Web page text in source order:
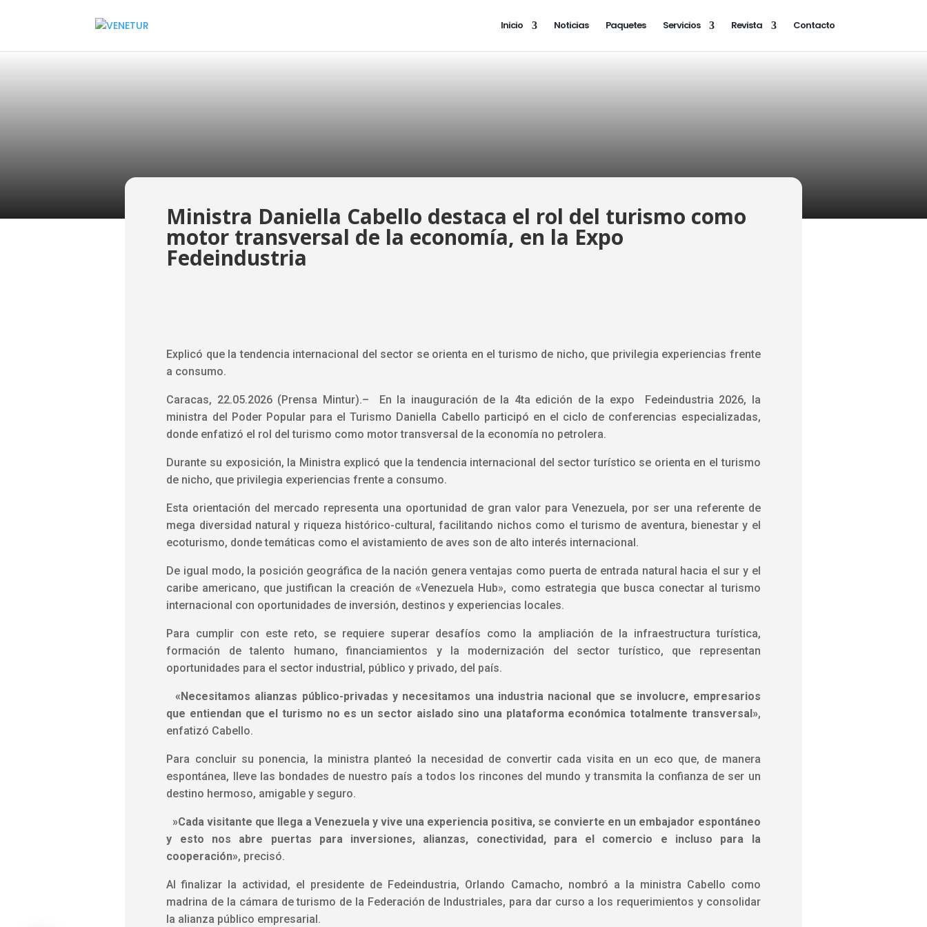
Inicio Noticias Paquetes Servicios Revista Contacto
Ministra Daniella Cabello destaca el rol del turismo como
motor transversal de la economía, en la Expo
Fedeindustria
Explicó que la tendencia internacional del sector se orienta en el turismo de nicho, que privilegia experiencias frente
a consumo.
Caracas, 22.05.2026 (Prensa Mintur).– En la inauguración de la 4ta edición de la expo Fedeindustria 2026, la
ministra del Poder Popular para el Turismo Daniella Cabello participó en el ciclo de conferencias especializadas,
donde enfatizó el rol del turismo como motor transversal de la economía no petrolera.
‎Durante su exposición, la Ministra explicó que la tendencia internacional del sector turístico se orienta en el turismo
de nicho, que privilegia experiencias frente a consumo.
‎Esta orientación del mercado representa una oportunidad de gran valor para Venezuela, por ser una referente de
mega diversidad natural y riqueza histórico-cultural, facilitando nichos como el turismo de aventura, bienestar y el
ecoturismo, donde temáticas como el avistamiento de aves son de alto interés internacional.
De igual modo, la posición geográfica de la nación genera ventajas como puerta de entrada natural hacia el sur y el
caribe americano, que justifican la creación de «Venezuela Hub», como estrategia que busca conectar al turismo
internacional con oportunidades de inversión, destinos y experiencias locales.
Para cumplir con este reto, se requiere superar desafíos como la ampliación de la infraestructura turística,
formación de talento humano, financiamientos y la modernización del sector turístico, que representan
oportunidades para el sector industrial, público y privado, del país.
‎ ‎«Necesitamos alianzas público-privadas y necesitamos una industria nacional que se involucre, empresarios
que entiendan que el turismo no es un sector aislado sino una plataforma económica totalmente transversal»,
enfatizó Cabello.
Para concluir su ponencia, la ministra planteó la necesidad de convertir cada visita en un eco que, de manera
espontánea, lleve las bondades de nuestro país a todos los rincones del mundo y transmita la confianza de ser un
destino hermoso, amigable y seguro.
‎ ‎»Cada visitante que llega a Venezuela y vive una experiencia positiva, se convierte en un embajador espontáneo
y esto nos abre puertas para inversiones, alianzas, conectividad, para el comercio e incluso para la
cooperación», precisó.
Al finalizar la actividad, el presidente de Fedeindustria, Orlando Camacho, nombró a la ministra Cabello como
madrina de la cámara de turismo de la Federación de Industriales, para dar curso a los requerimientos y consolidar
la alianza público empresarial.